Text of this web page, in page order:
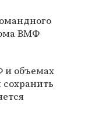
ВМФ
и объемах